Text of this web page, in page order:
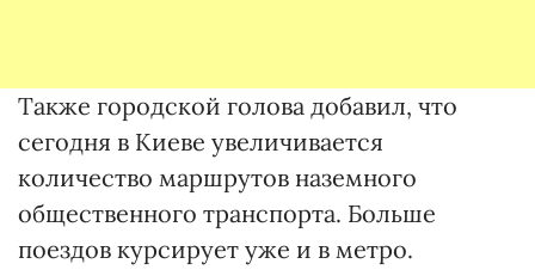
Также городской голова добавил, что
сегодня в Киеве увеличивается
количество маршрутов наземного
общественного транспорта. Больше
поездов курсирует уже и в метро.